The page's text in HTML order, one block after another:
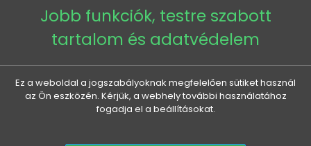
Veneti HU
Veneti CZ
Veneti DE
Jobb funkciók, testre szabott
tartalom és adatvédelem
Ez a weboldal a jogszabályoknak megfelelően sütiket használ
az Ön eszközén. Kérjük, a webhely további használatához
fogadja el a beállításokat.